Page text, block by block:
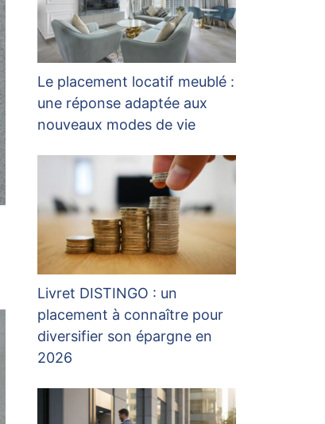
Le placement locatif meublé :
une réponse adaptée aux
nouveaux modes de vie
Livret DISTINGO : un
placement à connaître pour
diversifier son épargne en
2026